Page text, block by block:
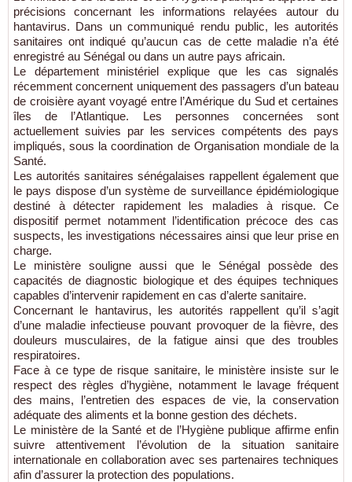
précisions concernant les informations relayées autour du
hantavirus. Dans un communiqué rendu public, les autorités
sanitaires ont indiqué qu’aucun cas de cette maladie n’a été
enregistré au Sénégal ou dans un autre pays africain.
Le département ministériel explique que les cas signalés
récemment concernent uniquement des passagers d’un bateau
de croisière ayant voyagé entre l’Amérique du Sud et certaines
îles de l’Atlantique. Les personnes concernées sont
actuellement suivies par les services compétents des pays
impliqués, sous la coordination de Organisation mondiale de la
Santé.
Les autorités sanitaires sénégalaises rappellent également que
le pays dispose d’un système de surveillance épidémiologique
destiné à détecter rapidement les maladies à risque. Ce
dispositif permet notamment l’identification précoce des cas
suspects, les investigations nécessaires ainsi que leur prise en
charge.
Le ministère souligne aussi que le Sénégal possède des
capacités de diagnostic biologique et des équipes techniques
capables d’intervenir rapidement en cas d’alerte sanitaire.
Concernant le hantavirus, les autorités rappellent qu’il s’agit
d’une maladie infectieuse pouvant provoquer de la fièvre, des
douleurs musculaires, de la fatigue ainsi que des troubles
respiratoires.
Face à ce type de risque sanitaire, le ministère insiste sur le
respect des règles d’hygiène, notamment le lavage fréquent
des mains, l’entretien des espaces de vie, la conservation
adéquate des aliments et la bonne gestion des déchets.
Le ministère de la Santé et de l’Hygiène publique affirme enfin
suivre attentivement l’évolution de la situation sanitaire
internationale en collaboration avec ses partenaires techniques
afin d’assurer la protection des populations.